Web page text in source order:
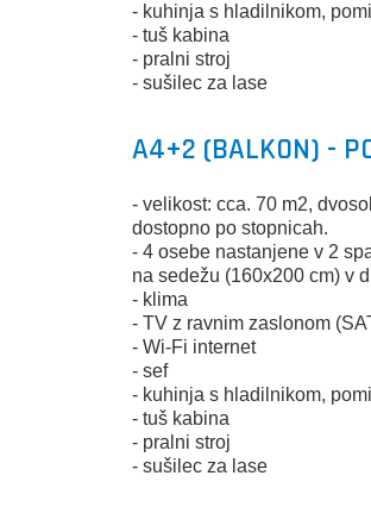
- kuhinja s hladilnikom,
- tuš kabina
- pralni stroj
- sušilec za lase
A4+2 (BALKON) -
- velikost: cca. 70 m2,
dostopno po stopnicah.
- 4 osebe nastanjene v 2
na sedežu (160x200 cm) v
- klima
- TV z ravnim zaslonom
- Wi-Fi internet
- sef
- kuhinja s hladilnikom,
- tuš kabina
- pralni stroj
- sušilec za lase